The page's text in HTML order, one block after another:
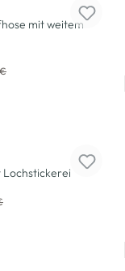
mit weitem
Lochstickerei